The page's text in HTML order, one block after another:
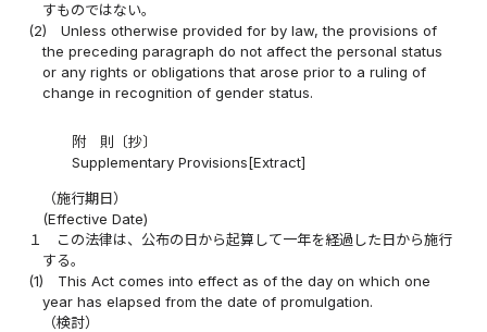
すものではない。
(2)
Unless otherwise provided for by law, the provisions of
the preceding paragraph do not affect the personal status
or any rights or obligations that arose prior to a ruling of
change in recognition of gender status.
附 則〔抄〕
Supplementary Provisions[Extract]
（施行期日）
(Effective Date)
１
この法律は、公布の日から起算して一年を経過した日から施行
する。
(1)
This Act comes into effect as of the day on which one
year has elapsed from the date of promulgation.
（検討）